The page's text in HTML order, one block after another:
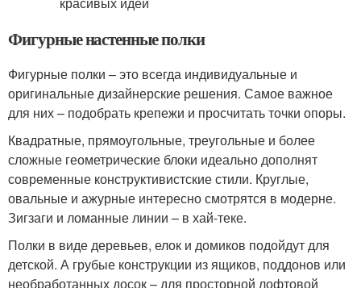
Фигурные настенные полки
Фигурные полки – это всегда индивидуальные и
оригинальные дизайнерские решения. Самое важное
для них – подобрать крепежи и просчитать точки опоры.
Квадратные, прямоугольные, треугольные и более
сложные геометрические блоки идеально дополнят
современные конструктивистские стили. Круглые,
овальные и ажурные интересно смотрятся в модерне.
Зигзаги и ломанные линии – в хай-теке.
Полки в виде деревьев, елок и домиков подойдут для
детской. А грубые конструкции из ящиков, поддонов или
необработанных досок – для просторной лофтовой